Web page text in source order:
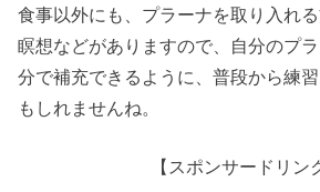
食事以外にも、プラーナを取り入れ
瞑想などがありますので、自分のプ
分で補充できるように、普段から練
もしれませんね。
【スポンサードリン